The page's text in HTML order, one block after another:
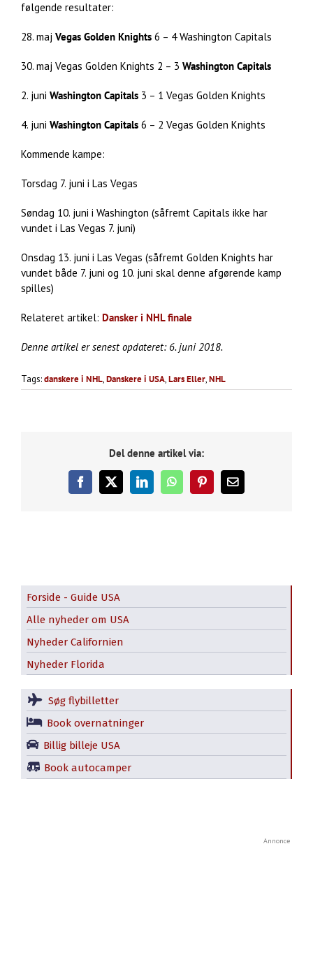
følgende resultater:
28. maj Vegas Golden Knights 6 – 4 Washington Capitals
30. maj Vegas Golden Knights 2 – 3 Washington Capitals
2. juni Washington Capitals 3 – 1 Vegas Golden Knights
4. juni Washington Capitals 6 – 2 Vegas Golden Knights
Kommende kampe:
Torsdag 7. juni i Las Vegas
Søndag 10. juni i Washington (såfremt Capitals ikke har
vundet i Las Vegas 7. juni)
Onsdag 13. juni i Las Vegas (såfremt Golden Knights har
vundet både 7. juni og 10. juni skal denne afgørende kamp
spilles)
Relateret artikel: Dansker i NHL finale
Denne artikel er senest opdateret: 6. juni 2018.
Tags:danskere i NHL,Danskere i USA,Lars Eller,NHL
Del denne artikel via:
Facebook
X LinkedInWhatsAppPinterest
E-
mail
Forside - Guide USA
Alle nyheder om USA
Nyheder Californien
Nyheder Florida
Søg flybilletter
Book overnatninger
Billig billeje USA
Book autocamper
Annonce